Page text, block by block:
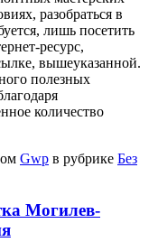
разобраться в
лишь посетить
ресурс,
вышеуказанной.
полезных
количество
Gwp в рубрике Без
Могилев-